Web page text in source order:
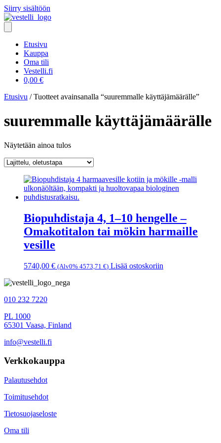
Siirry sisältöön
Etusivu
Kauppa
Oma tili
Vestelli.fi
0,00 €
Etusivu / Tuotteet avainsanalla “suuremmalle käyttäjämäärälle”
suuremmalle käyttäjämäärälle
Näytetään ainoa tulos
Biopuhdistaja 4, 1–10 hengelle –
Omakotitalon tai mökin harmaille
vesille
5740,00 € (Alv0% 4573,71 €) Lisää ostoskoriin
010 232 7220
PL 1000
65301 Vaasa, Finland
info@vestelli.fi
Verkkokauppa
Palautusehdot
Toimitusehdot
Tietosuojaseloste
Oma tili